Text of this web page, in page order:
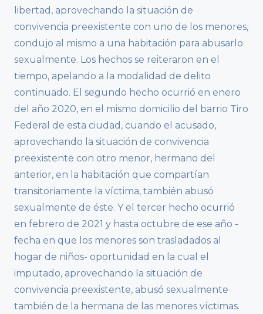
libertad, aprovechando la situación de
convivencia preexistente con uno de los menores,
condujo al mismo a una habitación para abusarlo
sexualmente. Los hechos se reiteraron en el
tiempo, apelando a la modalidad de delito
continuado. El segundo hecho ocurrió en enero
del año 2020, en el mismo domicilio del barrio Tiro
Federal de esta ciudad, cuando el acusado,
aprovechando la situación de convivencia
preexistente con otro menor, hermano del
anterior, en la habitación que compartían
transitoriamente la víctima, también abusó
sexualmente de éste. Y el tercer hecho ocurrió
en febrero de 2021 y hasta octubre de ese año -
fecha en que los menores son trasladados al
hogar de niños- oportunidad en la cual el
imputado, aprovechando la situación de
convivencia preexistente, abusó sexualmente
también de la hermana de las menores víctimas.